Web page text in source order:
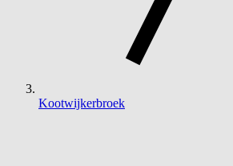
Kootwijkerbroek